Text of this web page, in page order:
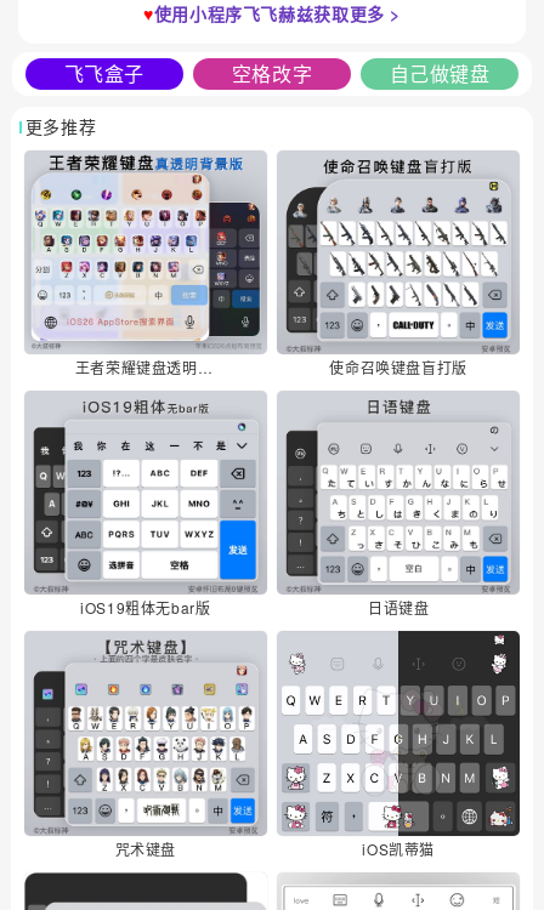
♥使用小程序飞飞赫兹获取更多 >
飞飞盒子 空格改字 自己做键盘
更多推荐
王者荣耀键盘透明背景版 使命召唤键盘盲打版
iOS19粗体无bar版 日语键盘
咒术键盘 iOS凯蒂猫